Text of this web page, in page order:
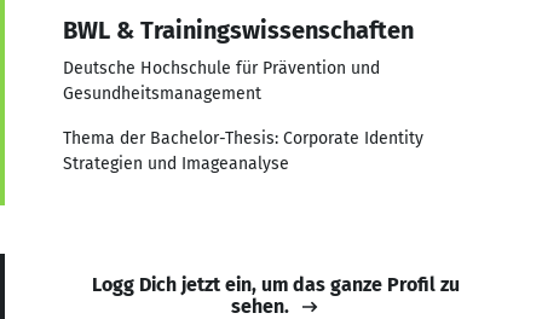
BWL & Trainingswissenschaften
Deutsche Hochschule für Prävention und
Gesundheitsmanagement
Thema der Bachelor-Thesis: Corporate Identity
Strategien und Imageanalyse
Logg Dich jetzt ein, um das ganze Profil zu
sehen.